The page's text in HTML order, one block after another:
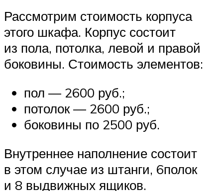
Рассмотрим стоимость корпуса
этого шкафа. Корпус состоит
из пола, потолка, левой и правой
боковины. Стоимость элементов:
пол — 2600 руб.;
потолок — 2600 руб.;
боковины по 2500 руб.
Внутреннее наполнение состоит
в этом случае из штанги, 6полок
и 8 выдвижных ящиков.